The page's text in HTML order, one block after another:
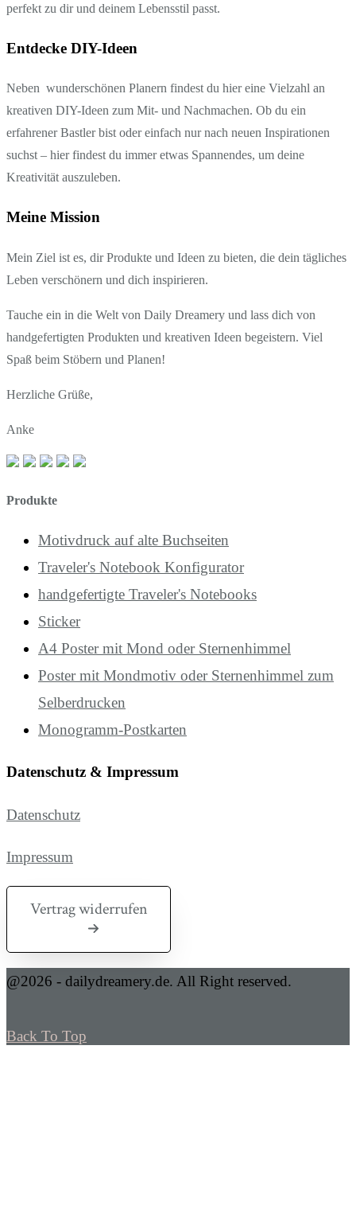
perfekt zu dir und deinem Lebensstil passt.
Entdecke DIY-Ideen
Neben wunderschönen Planern findest du hier eine Vielzahl an
kreativen DIY-Ideen zum Mit- und Nachmachen. Ob du ein
erfahrener Bastler bist oder einfach nur nach neuen Inspirationen
suchst – hier findest du immer etwas Spannendes, um deine
Kreativität auszuleben.
Meine Mission
Mein Ziel ist es, dir Produkte und Ideen zu bieten, die dein tägliches
Leben verschönern und dich inspirieren.
Tauche ein in die Welt von Daily Dreamery und lass dich von
handgefertigten Produkten und kreativen Ideen begeistern. Viel
Spaß beim Stöbern und Planen!
Herzliche Grüße,
Anke
Produkte
Motivdruck auf alte Buchseiten
Traveler's Notebook Konfigurator
handgefertigte Traveler's Notebooks
Sticker
A4 Poster mit Mond oder Sternenhimmel
Poster mit Mondmotiv oder Sternenhimmel zum
Selberdrucken
Monogramm-Postkarten
Datenschutz & Impressum
Datenschutz
Impressum
Vertrag widerrufen
@2026 - dailydreamery.de. All Right reserved.
Back To Top